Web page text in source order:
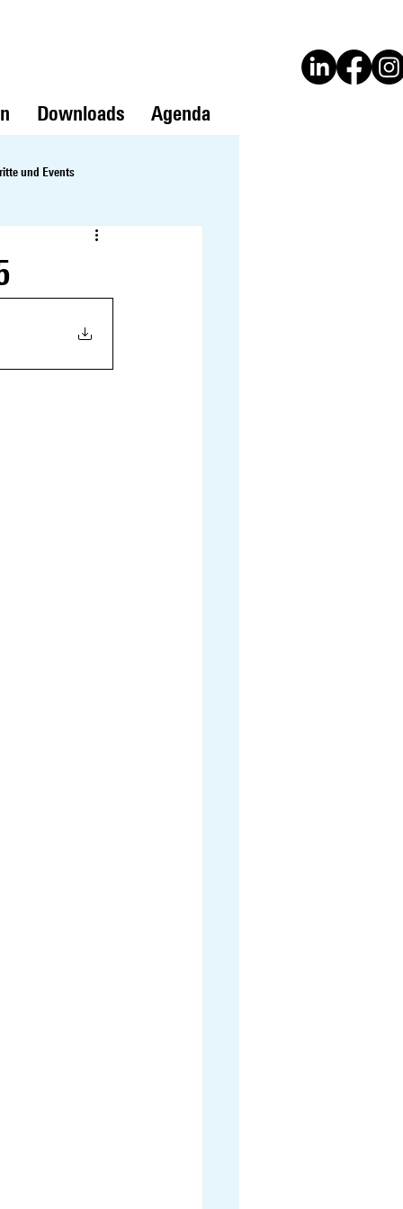
Downloads Agenda
und Events